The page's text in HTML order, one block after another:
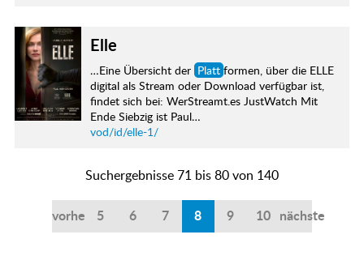
Elle
…Eine Übersicht der Platt formen, über die ELLE
digital als Stream oder Download verfügbar ist,
findet sich bei: WerStreamt.es JustWatch Mit
Ende Siebzig ist Paul…
vod/id/elle-1/
Suchergebnisse 71 bis 80 von 140
vorherige
5 6 7 8 9 10 nächste